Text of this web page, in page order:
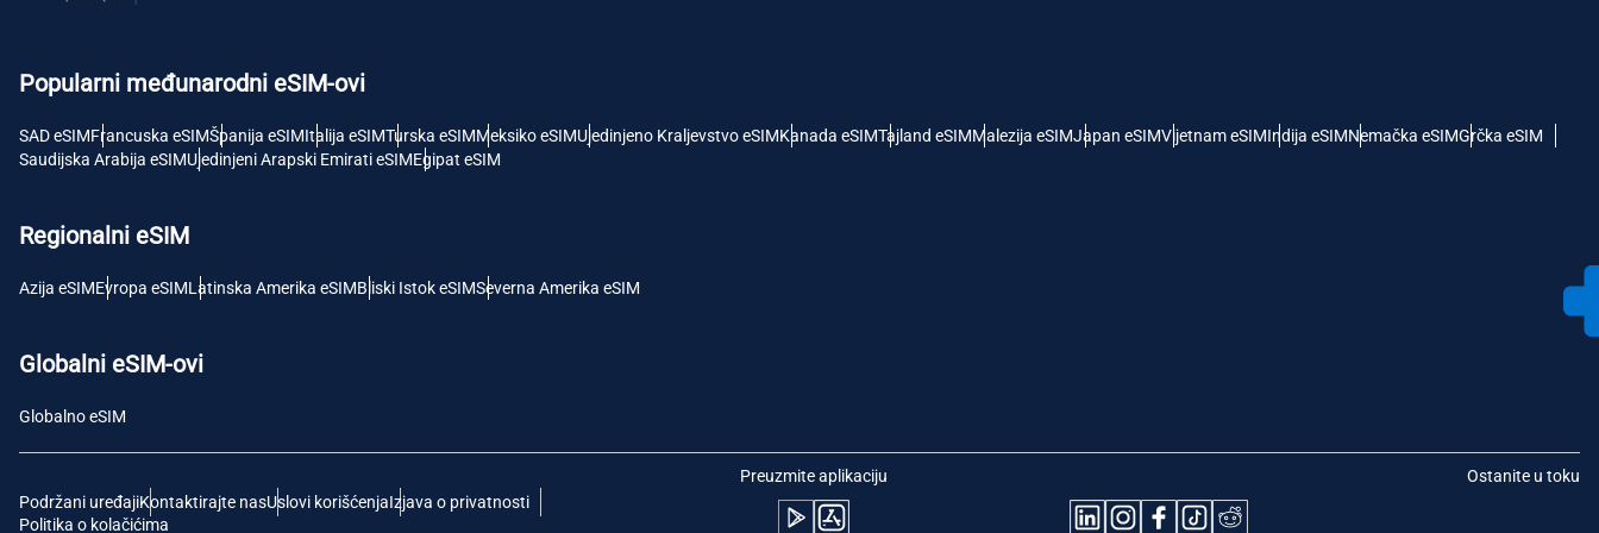
Popularni međunarodni eSIM-ovi
SAD eSIMFrancuska eSIMŠpanija eSIMItalija eSIMTurska eSIMMeksiko eSIMUjedinjeno Kraljevstvo eSIMKanada eSIMTajland eSIMMalezija eSIMJapan eSIMVijetnam eSIMIndija eSIMNemačka eSIMGrčka eSIM
Saudijska Arabija eSIMUjedinjeni Arapski Emirati eSIMEgipat eSIM
Regionalni eSIM
Azija eSIMEvropa eSIMLatinska Amerika eSIMBliski Istok eSIMSeverna Amerika eSIM
Globalni eSIM-ovi
Globalno eSIM
Podržani uređajiKontaktirajte nasUslovi korišćenjaIzjava o privatnosti
Politika o kolačićima
Preuzmite aplikaciju Ostanite u toku
Polski Português
THB - Tajlandski Bat